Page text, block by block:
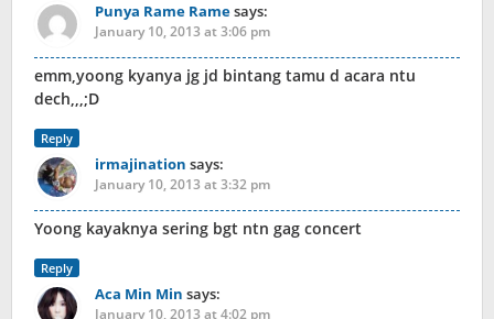
Punya Rame Ramesays:
January 10, 2013 at 3:06 pm
emm,yoong kyanya jg jd bintang tamu d acara ntu
dech,,,;D
Reply
irmajination says:
January 10, 2013 at 3:32 pm
Yoong kayaknya sering bgt ntn gag concert
Reply
Aca Min Min says:
January 10, 2013 at 4:02 pm